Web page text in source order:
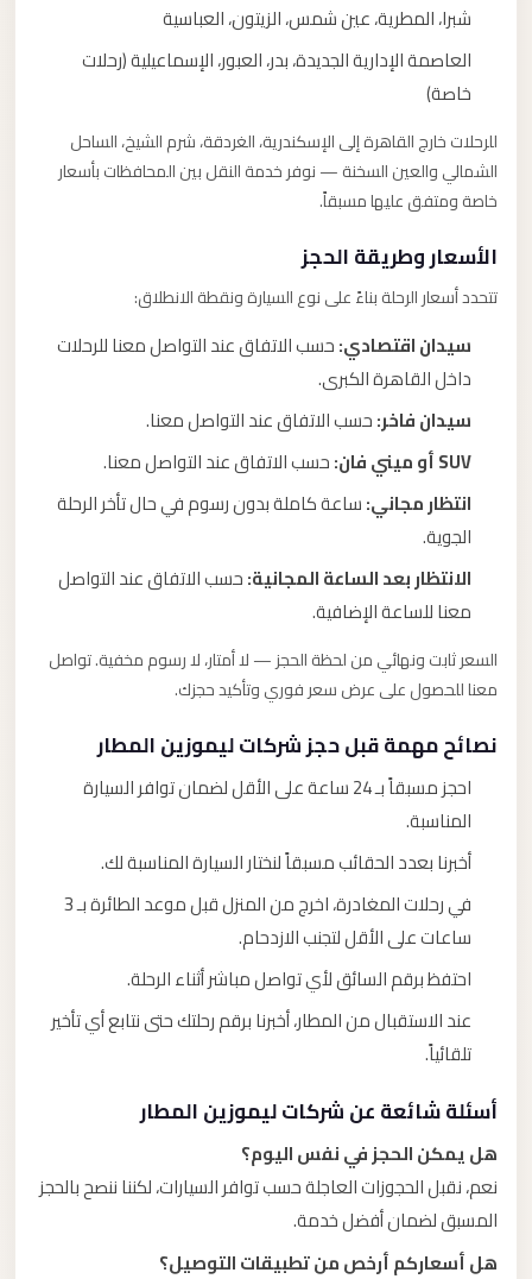
شبرا، المطرية، عين شمس، الزيتون، العباسية
العاصمة الإدارية الجديدة، بدر، العبور، الإسماعيلية (رحلات
خاصة)
للرحلات خارج القاهرة إلى الإسكندرية، الغردقة، شرم الشيخ، الساحل
الشمالي والعين السخنة — نوفر خدمة النقل بين المحافظات بأسعار
خاصة ومتفق عليها مسبقاً.
الأسعار وطريقة الحجز
تتحدد أسعار الرحلة بناءً على نوع السيارة ونقطة الانطلاق:
سيدان اقتصادي:حسب الاتفاق عند التواصل معنا للرحلات
داخل القاهرة الكبرى.
سيدان فاخر:حسب الاتفاق عند التواصل معنا.
SUV أو ميني فان:
حسب الاتفاق عند التواصل معنا.
انتظار مجاني:ساعة كاملة بدون رسوم في حال تأخر الرحلة
الجوية.
الانتظار بعد الساعة المجانية:حسب الاتفاق عند التواصل
معنا للساعة الإضافية.
السعر ثابت ونهائي من لحظة الحجز — لا أمتار، لا رسوم مخفية. تواصل
معنا للحصول على عرض سعر فوري وتأكيد حجزك.
نصائح مهمة قبل حجز شركات ليموزين المطار
احجز مسبقاً بـ 24 ساعة على الأقل لضمان توافر السيارة
المناسبة.
أخبرنا بعدد الحقائب مسبقاً لنختار السيارة المناسبة لك.
في رحلات المغادرة، اخرج من المنزل قبل موعد الطائرة بـ 3
ساعات على الأقل لتجنب الازدحام.
احتفظ برقم السائق لأي تواصل مباشر أثناء الرحلة.
عند الاستقبال من المطار، أخبرنا برقم رحلتك حتى نتابع أي تأخير
تلقائياً.
أسئلة شائعة عن شركات ليموزين المطار
هل يمكن الحجز في نفس اليوم؟
نعم، نقبل الحجوزات العاجلة حسب توافر السيارات، لكننا ننصح بالحجز
المسبق لضمان أفضل خدمة.
هل أسعاركم أرخص من تطبيقات التوصيل؟